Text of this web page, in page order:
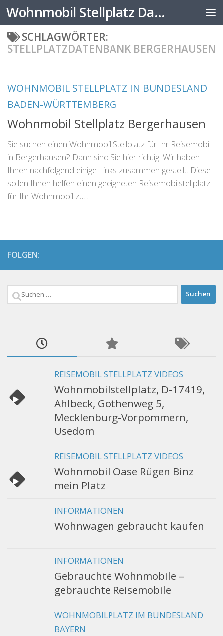
Zum Inhalt springen Wohnmobil Stellplatz Datenbank
SCHLAGWÖRTER:
STELLPLATZDATENBANK BERGERHAUSEN
WOHNMOBIL STELLPLATZ IN BUNDESLAND
BADEN-WÜRTTEMBERG
Wohnmobil Stellplatz Bergerhausen
Sie suchen einen Wohnmobil Stellplatz für Ihr Reisemobil
in Bergerhausen? Dann sind Sie hier richtig. Wir haben
Ihnen nachfolgend einige Links zusammen gestellt. Diese
sollen Ihnen helfen einen geeigneten Reisemobilstellplatz
für Ihr Wohnmobil zu...
FOLGEN:
Suchen
REISEMOBIL STELLPLATZ VIDEOS
Wohnmobilstellplatz, D-17419,
Ahlbeck, Gothenweg 5,
Mecklenburg-Vorpommern,
Usedom
REISEMOBIL STELLPLATZ VIDEOS
Wohnmobil Oase Rügen Binz
mein Platz
INFORMATIONEN
Wohnwagen gebraucht kaufen
INFORMATIONEN
Gebrauchte Wohnmobile –
gebrauchte Reisemobile
WOHNMOBILPLATZ IM BUNDESLAND
BAYERN